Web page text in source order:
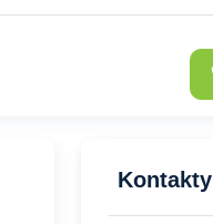
Kontakty